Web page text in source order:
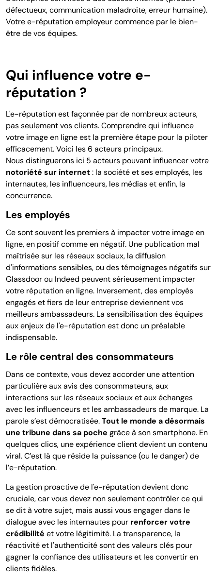
défectueux, communication maladroite, erreur humaine).
Votre e-réputation employeur commence par le bien-
être de vos équipes.
Qui influence votre e-
réputation ?
L'e-réputation est façonnée par de nombreux acteurs,
pas seulement vos clients. Comprendre qui influence
votre image en ligne est la première étape pour la piloter
efficacement. Voici les 6 acteurs principaux.
Nous distinguerons ici 5 acteurs pouvant influencer votre
notoriété sur internet: la société et ses employés, les
internautes, les influenceurs, les médias et enfin, la
concurrence.
Les employés
Ce sont souvent les premiers à impacter votre image en
ligne, en positif comme en négatif. Une publication mal
maîtrisée sur les réseaux sociaux, la diffusion
d'informations sensibles, ou des témoignages négatifs sur
Glassdoor ou Indeed peuvent sérieusement impacter
votre réputation en ligne. Inversement, des employés
engagés et fiers de leur entreprise deviennent vos
meilleurs ambassadeurs. La sensibilisation des équipes
aux enjeux de l'e-réputation est donc un préalable
indispensable.
Le rôle central des consommateurs
Dans ce contexte, vous devez accorder une attention
particulière aux avis des consommateurs, aux
interactions sur les réseaux sociaux et aux échanges
avec les influenceurs et les ambassadeurs de marque. La
parole s’est démocratisée.Tout le monde a désormais
une tribune dans sa poche grâce à son smartphone. En
quelques clics, une expérience client devient un contenu
viral. C’est là que réside la puissance (ou le danger) de
l’e-réputation.
La gestion proactive de l'e-réputation devient donc
cruciale, car vous devez non seulement contrôler ce qui
se dit à votre sujet, mais aussi vous engager dans le
dialogue avec les internautes pour renforcer votre
crédibilité et votre légitimité. La transparence, la
réactivité et l'authenticité sont des valeurs clés pour
gagner la confiance des utilisateurs et les convertir en
clients fidèles.